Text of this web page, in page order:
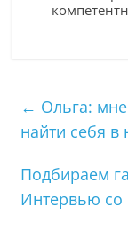
← Ольга:
найти себя
Подбираем
Интервью со